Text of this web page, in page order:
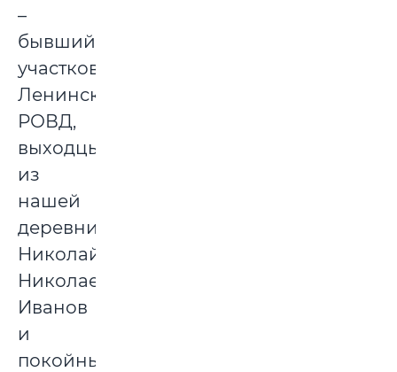
–
бывший
участковый
Ленинского
РОВД,
выходцы
из
нашей
деревни
Николай
Николаевич
Иванов
и
покойный